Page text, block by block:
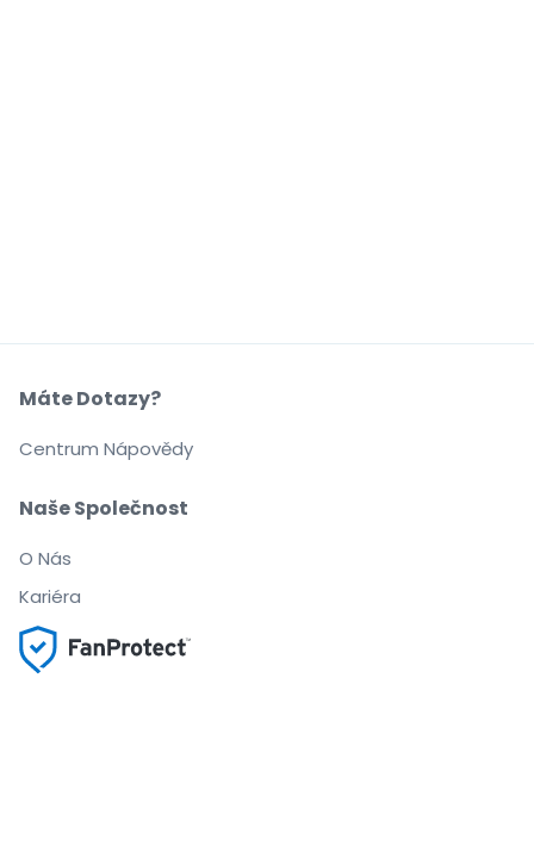
Naše Společnost
O Nás
Kariéra
Máte Dotazy?
Centrum Nápovědy